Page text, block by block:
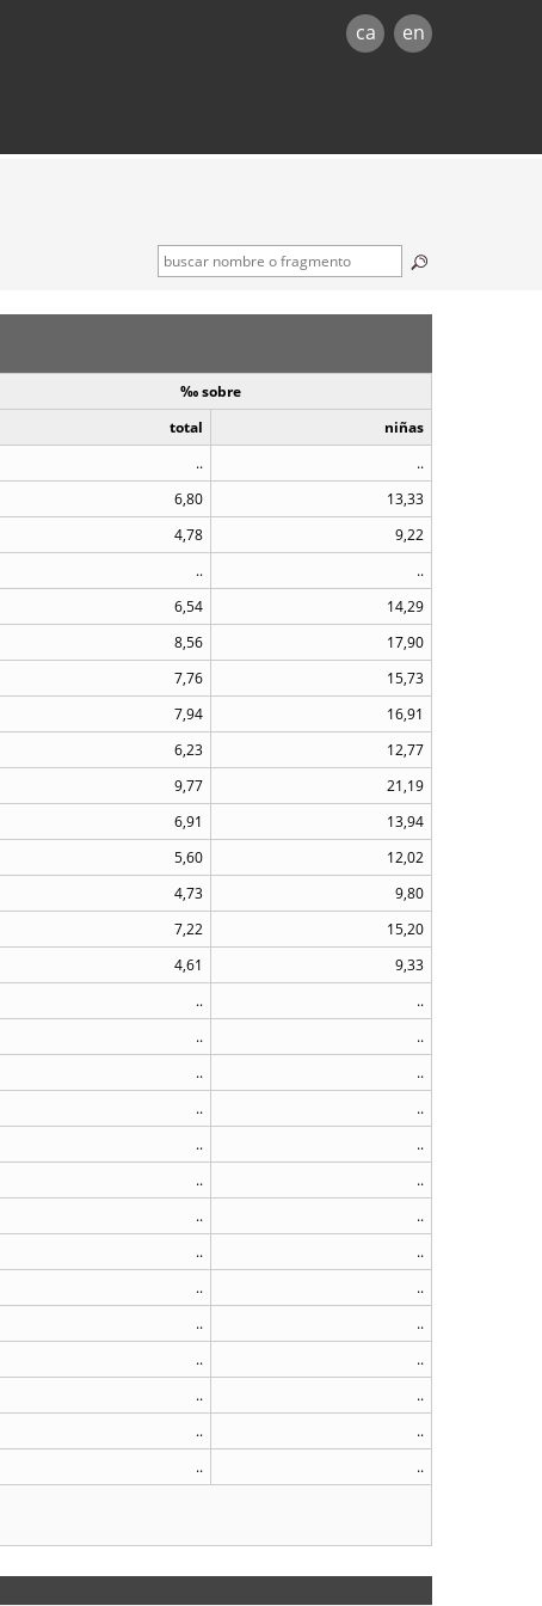
ca en
‰ sobre
total
niñas
..
..
6,80
13,33
4,78
9,22
..
..
6,54
14,29
8,56
17,90
7,76
15,73
7,94
16,91
6,23
12,77
9,77
21,19
6,91
13,94
5,60
12,02
4,73
9,80
7,22
15,20
4,61
9,33
..
..
..
..
..
..
..
..
..
..
..
..
..
..
..
..
..
..
..
..
..
..
..
..
..
..
..
..